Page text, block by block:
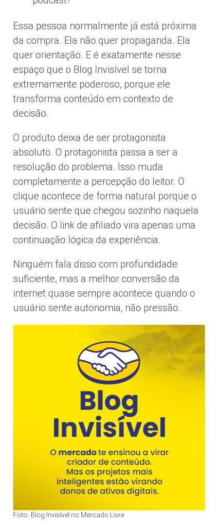
Essa pessoa normalmente já está próxima
da compra. Ela não quer propaganda. Ela
quer orientação. E é exatamente nesse
espaço que o Blog Invisível se torna
extremamente poderoso, porque ele
transforma conteúdo em contexto de
decisão.
O produto deixa de ser protagonista
absoluto. O protagonista passa a ser a
resolução do problema. Isso muda
completamente a percepção do leitor. O
clique acontece de forma natural porque o
usuário sente que chegou sozinho naquela
decisão. O link de afiliado vira apenas uma
continuação lógica da experiência.
Ninguém fala disso com profundidade
suficiente, mas a melhor conversão da
internet quase sempre acontece quando o
usuário sente autonomia, não pressão.
Foto: Blog Invisível no Mercado Livre